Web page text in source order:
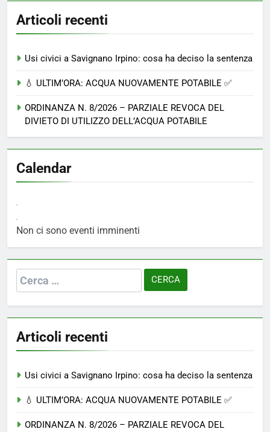
Articoli recenti
Usi civici a Savignano Irpino: cosa ha deciso la sentenza
💧 ULTIM’ORA: ACQUA NUOVAMENTE POTABILE ✅
ORDINANZA N. 8/2026 – PARZIALE REVOCA DEL
DIVIETO DI UTILIZZO DELL’ACQUA POTABILE
Calendar
Non ci sono eventi imminenti
Ricerca
per:
Articoli recenti
Usi civici a Savignano Irpino: cosa ha deciso la sentenza
💧 ULTIM’ORA: ACQUA NUOVAMENTE POTABILE ✅
ORDINANZA N. 8/2026 – PARZIALE REVOCA DEL